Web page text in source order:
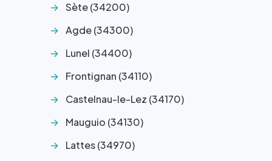
Sète (34200)
Agde (34300)
Lunel (34400)
Frontignan (34110)
Castelnau-le-Lez (34170)
Mauguio (34130)
Lattes (34970)